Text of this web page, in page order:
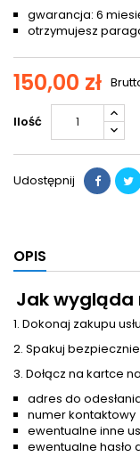
gwarancja: 6
otrzymujesz
150,00 zł
Ilość
Udostępnij
OPIS
Jak wygląda
1. Dokonaj zakupu
2. Spakuj
3. Dołącz na kartce
adres do
numer kontaktowy
ewentualne inne
ewentualne hasło